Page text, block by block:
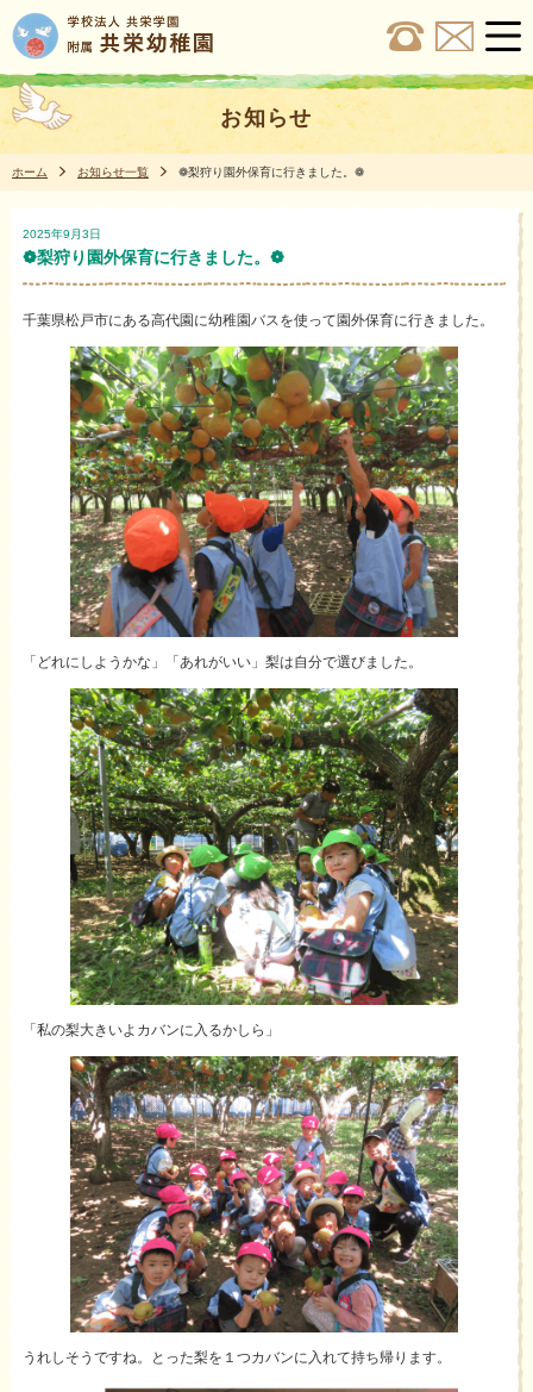
お知らせ
ホーム お知らせ一覧 ❁梨狩り園外保育に行きました。❁
2025年9月3日
❁梨狩り園外保育に行きました。❁
千葉県松戸市にある高代園に幼稚園バスを使って園外保育に行きました。
「どれにしようかな」「あれがいい」梨は自分で選びました。
「私の梨大きいよカバンに入るかしら」
うれしそうですね。とった梨を１つカバンに入れて持ち帰ります。